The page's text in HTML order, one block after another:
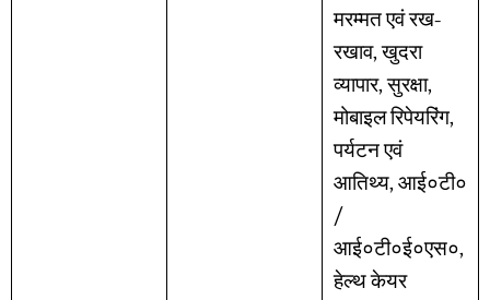
मरम्मत एवं रख-
रखाव, खुदरा
व्यापार, सुरक्षा,
मोबाइल रिपेयरिंग,
पर्यटन एवं
आतिथ्य, आई०टी०
/
आई०टी०ई०एस०,
हेल्थ केयर